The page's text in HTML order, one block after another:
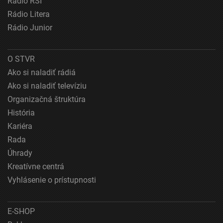
Účely spracovania, ktoré nie sú v kompetencii IAB:
Nevyhnutné
Funkčné
Rádio Litera
Rádio Junior
O STVR
Ako si naladiť rádiá
Ako si naladiť televíziu
Organizačná štruktúra
História
Kariéra
Rada
Úhrady
Kreatívne centrá
Vyhlásenie o prístupnosti
E-SHOP